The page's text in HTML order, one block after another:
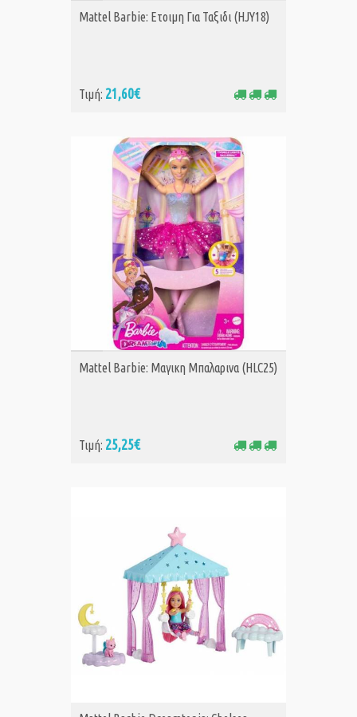
ΑΓΟΡΑ
Mattel Barbie: Ετοιμη Για Ταξιδι (HJY18)
Τιμή: 21,60€
ΑΓΟΡΑ
Mattel Barbie: Μαγικη Μπαλαρινα (HLC25)
Τιμή: 25,25€